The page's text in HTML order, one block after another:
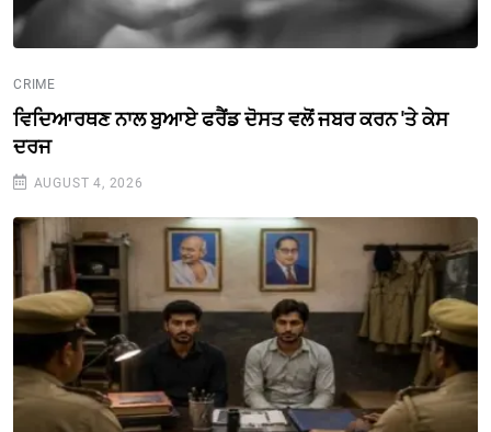
CRIME
ਵਿਦਿਆਰਥਣ ਨਾਲ ਬੁਆਏ ਫਰੈਂਡ ਦੋਸਤ ਵਲੋਂ ਜਬਰ ਕਰਨ 'ਤੇ ਕੇਸ
ਦਰਜ
AUGUST 4, 2026